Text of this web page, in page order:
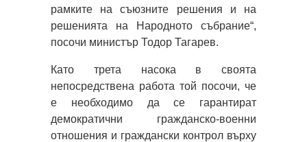
рамките на съюзните решения и на
решенията на Народното събрание“,
посочи министър Тодор Тагарев.
Като трета насока в своята
непосредствена работа той посочи, че
е необходимо да се гарантират
демократични гражданско-военни
отношения и граждански контрол върху